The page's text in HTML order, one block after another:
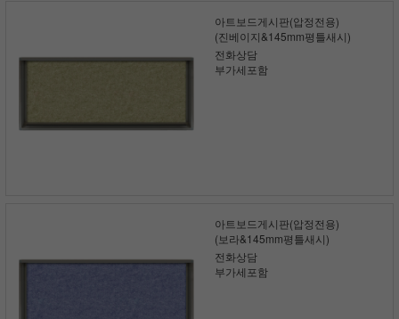
아트보드게시판(압정전용)
(진베이지&145mm평틀새시)
전화상담
부가세포함
아트보드게시판(압정전용)
(보라&145mm평틀새시)
전화상담
부가세포함